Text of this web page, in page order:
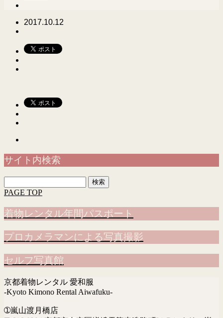
2017.10.12
サイト内検索
索:
PAGE TOP
着物レンタル年間パスポート
プロカメラマンによる写真撮影
セルフ写真館
京都着物レンタル 愛和服
-Kyoto Kimono Rental Aiwafuku-
➀嵐山渡月橋店